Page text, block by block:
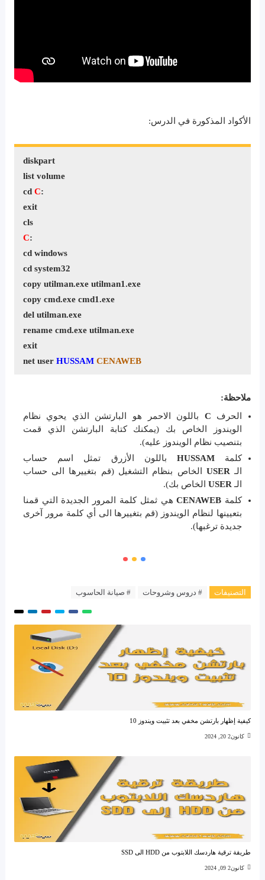
الأكواد المذكورة في الدرس:
diskpart
list volume
cdC:
exit
cls
C:
cd windows
cd system32
copy utilman.exe utilman1.exe
copy cmd.exe cmd1.exe
del utilman.exe
rename cmd.exe utilman.exe
exit
net user HUSSAM CENAWEB
ملاحظة:
الحرف C باللون الاحمر هو البارتشن الذي يحوي نظام
الويندوز الخاص بك (يمكنك كتابة البارتشن الذي قمت
بتنصيب نظام الويندوز عليه).
كلمةHUSSAM
باللون الأزرق تمثل اسم حساب
الـUSER
الخاص بنظام التشغيل (قم بتغييرها الى حساب
الـUSER الخاص بك).
كلمة CENAWEB هي ثمثل كلمة المرور الجديدة التي قمنا
بتعيينها لنظام الويندوز (قم بتغييرها الى أي كلمة مرور آخرى
جديدة ترغبها).
التصنيفات # دروس وشروحات # صيانة الحاسوب
كيفية إظهار بارتشن مخفي بعد تثبيت ويندوز 10
كانون2 20, 2024
طريقة ترقية هاردسك اللابتوب من HDD الى SSD
كانون2 09, 2024